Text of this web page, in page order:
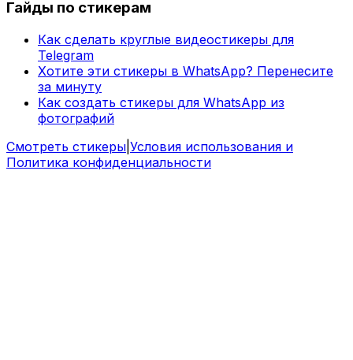
Гайды по стикерам
Как сделать круглые видеостикеры для
Telegram
Хотите эти стикеры в WhatsApp? Перенесите
за минуту
Как создать стикеры для WhatsApp из
фотографий
Смотреть стикеры Условия использования и
Политика конфиденциальности